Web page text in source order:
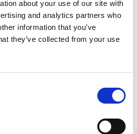
about your use of our site with
and analytics partners who
information that you’ve
they’ve collected from your use
Aluminium-
mit einer Arbeitshöhe von 3,85
kompaktes und
perfekt für Maler, Installateure und
arbeiten möchten.
ausgestattet und kann dadurch